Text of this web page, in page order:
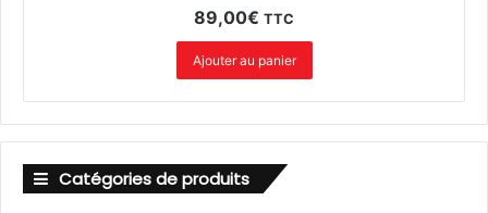
89,00€ TTC
Ajouter au panier
Catégories de produits